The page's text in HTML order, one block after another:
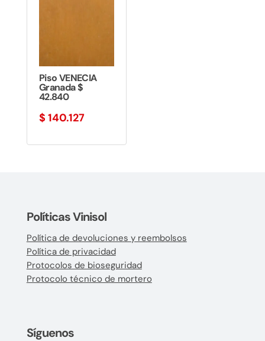
Piso VENECIA
Granada $
42.840
$ 140.127
Políticas Vinisol
Política de devoluciones y reembolsos
Política de privacidad
Protocolos de bioseguridad
Protocolo técnico de mortero
Síguenos